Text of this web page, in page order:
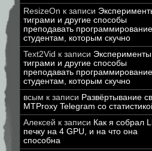
ResizeOn к записи
тиграми и другие способы
преподавать программирование
студентам, которым скучно
Text2Vid к записи
тиграми и другие способы
преподавать программирование
студентам, которым скучно
всым к записи Развёртывание
MTProxy Telegram со
Алексей к записи Как я собрал
печку на 4 GPU, и на что она
способна